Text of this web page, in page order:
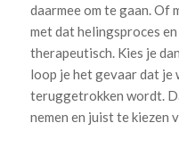
daarmee om te gaan. Of
met dat helingsproces
therapeutisch. Kies je
loop je het gevaar dat je
teruggetrokken wordt.
nemen en juist te